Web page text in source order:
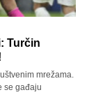
Turčin
mrežama.
se gađaju